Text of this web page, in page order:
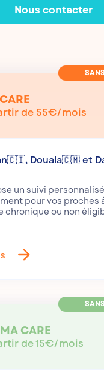
Nous contacter
de 55€/mois
Douala🇨🇲 et
un suivi
pour vos proches
chronique ou non
arrow_forward
CARE
de 15€/mois